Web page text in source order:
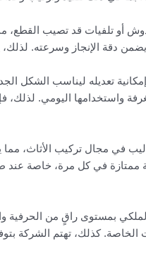
أو تلفيات قد تصيب القطع،
دقة الإنجاز وسرعته. لذلك،
تعديله ليناسب
واستخدامها اليومي.
في مجال تركيب الأثاث،
في كل مرة، خاصة عند
بمستوى راقٍ من
كذلك، تهتم الشركة